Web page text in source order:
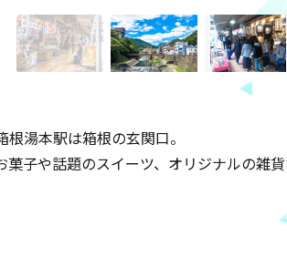
湯本駅は箱根の⽞関⼝。
⼦や話題のスイーツ、オリジナルの雑